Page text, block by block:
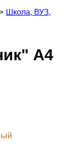
Школа, ВУЗ,
А4